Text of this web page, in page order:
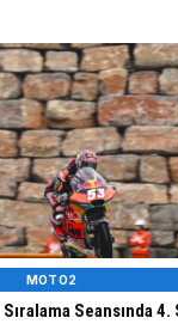
MOTO2
Seansında 4.